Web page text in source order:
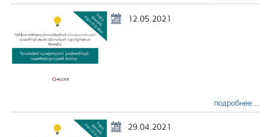
12.05.2021
подробнее...
29.04.2021